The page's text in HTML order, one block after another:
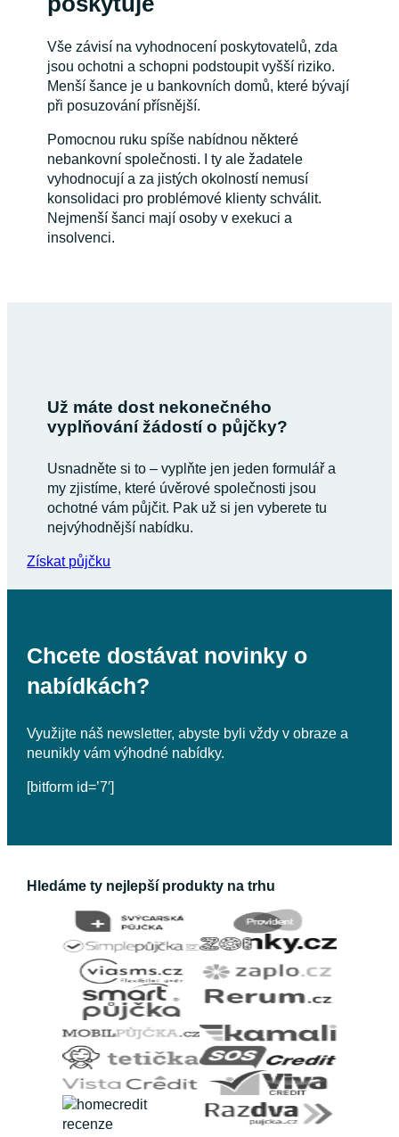
Vše závisí na vyhodnocení poskytovatelů, zda
jsou ochotni a schopni podstoupit vyšší riziko.
Menší šance je u bankovních domů, které bývají
při posuzování přísnější.
Pomocnou ruku spíše nabídnou některé
nebankovní společnosti. I ty ale žadatele
vyhodnocují a za jistých okolností nemusí
konsolidaci pro problémové klienty schválit.
Nejmenší šanci mají osoby v exekuci a
insolvenci.
Už máte dost nekonečného
vyplňování žádostí o půjčky?
Usnadněte si to – vyplňte jen jeden formulář a
my zjistíme, které úvěrové společnosti jsou
ochotné vám půjčit. Pak už si jen vyberete tu
nejvýhodnější nabídku.
Získat půjčku
Chcete dostávat novinky o
nabídkách?
Využijte náš newsletter, abyste byli vždy v obraze a
neunikly vám výhodné nabídky.
[bitform id=’7′]
Hledáme ty nejlepší produkty na trhu